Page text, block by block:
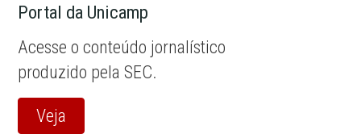
Portal da Unicamp
Acesse o conteúdo jornalístico
produzido pela SEC.
Veja